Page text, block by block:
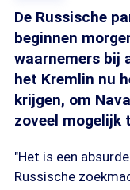
De Russische
beginnen
waarnemers bij
het Kremlin nu
krijgen, om
zoveel mogelijk
"Het is een
Russische